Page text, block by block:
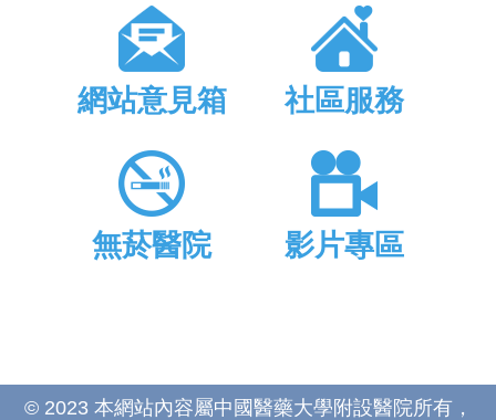
網站意見箱 社區服務
無菸醫院 影片專區
© 2023 本網站內容屬中國醫藥大學附設醫院所有，